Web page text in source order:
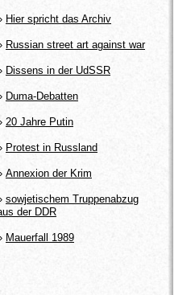
Hier spricht das Archiv
Russian street art against war
Dissens in der UdSSR
Duma-Debatten
20 Jahre Putin
Protest in Russland
Annexion der Krim
sowjetischem Truppenabzug
der DDR
Mauerfall 1989